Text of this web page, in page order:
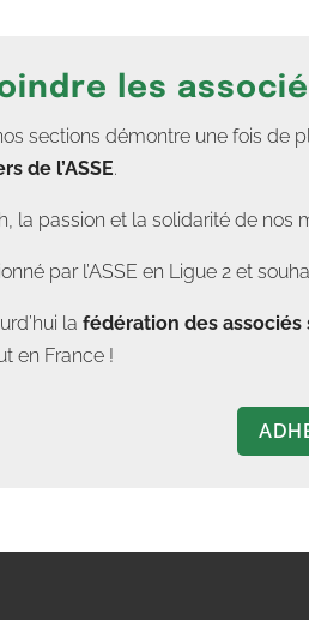
les
sections démontre une fois de
de l’ASSE.
la passion et la solidarité de nos
par l’ASSE en Ligue 2 et
la fédération des associés
en France !